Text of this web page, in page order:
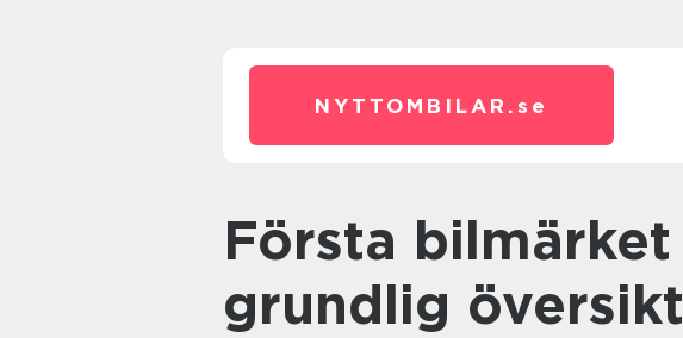
NYTTOMBILAR. se
Första bilmärket i världen: En
grundlig översikt